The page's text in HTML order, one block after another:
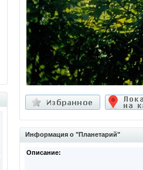
Информация о "Планетарий"
Описание: